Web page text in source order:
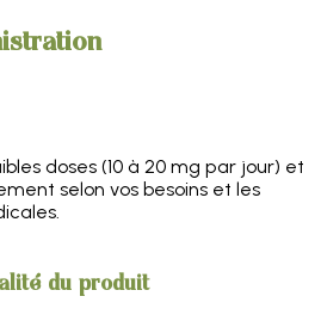
doses (10 à 20 mg par jour) et
selon vos besoins et les
du produit